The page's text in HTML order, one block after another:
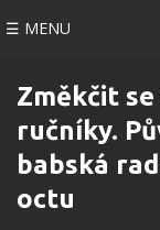
☰ MENU
Změkčit
ručníky.
babská
octu